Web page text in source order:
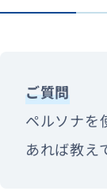
ご質問
ペルソナを
あれば教え